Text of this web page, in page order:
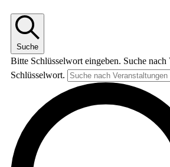
Suche
Bitte Schlüsselwort eingeben. Suche nach
Schlüsselwort.